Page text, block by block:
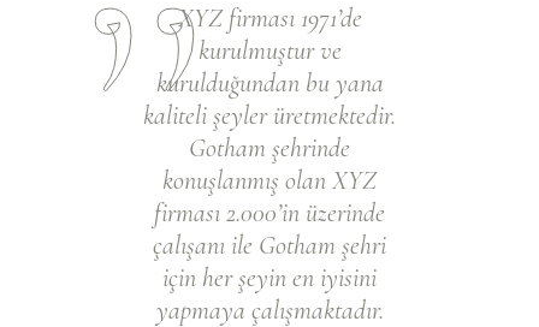
XYZ firması 1971’de
kurulmuştur ve
kurulduğundan bu yana
kaliteli şeyler üretmektedir.
Gotham şehrinde
konuşlanmış olan XYZ
firması 2.000’in üzerinde
çalışanı ile Gotham şehri
için her şeyin en iyisini
yapmaya çalışmaktadır.